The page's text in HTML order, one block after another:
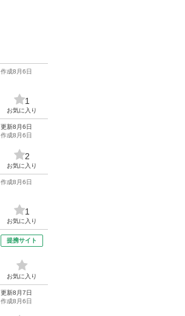
作成8月6日
1
お気に入り
更新8月6日
作成8月6日
2
お気に入り
作成8月6日
1
お気に入り
提携サイト
お気に入り
更新8月7日
作成8月6日